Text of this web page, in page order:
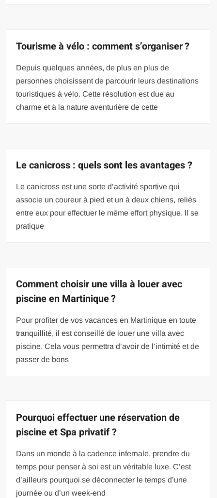
Tourisme à vélo : comment s’organiser ?
Depuis quelques années, de plus en plus de
personnes choisissent de parcourir leurs destinations
touristiques à vélo. Cette résolution est due au
charme et à la nature aventurière de cette
Le canicross : quels sont les avantages ?
Le canicross est une sorte d’activité sportive qui
associe un coureur à pied et un à deux chiens, reliés
entre eux pour effectuer le même effort physique. Il se
pratique
Comment choisir une villa à louer avec
piscine en Martinique ?
Pour profiter de vos vacances en Martinique en toute
tranquillité, il est conseillé de louer une villa avec
piscine. Cela vous permettra d’avoir de l’intimité et de
passer de bons
Pourquoi effectuer une réservation de
piscine et Spa privatif ?
Dans un monde à la cadence infernale, prendre du
temps pour penser à soi est un véritable luxe. C’est
d’ailleurs pourquoi se déconnecter le temps d’une
journée ou d’un week-end